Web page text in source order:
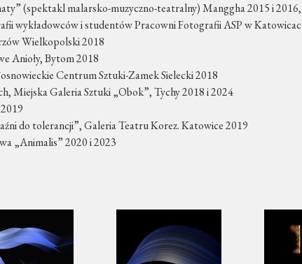
(spektakl malarsko-muzyczno-teatralny) Manggha 2015 i
wykładowców i studentów Pracowni Fotografii ASP w
Wielkopolski 2018
Anioły, Bytom 2018
Centrum Sztuki-Zamek Sielecki 2018
Miejska Galeria Sztuki „Obok”, Tychy 2018 i 2024
do tolerancji”, Galeria Teatru Korez. Katowice 2019
„Animalis” 2020 i 2023